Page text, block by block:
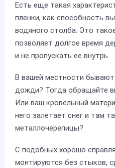
Есть еще такая
пленки, как способность
водяного столба. Это
позволяет долгое время
и не пропускать ее внутрь.
В вашей местности
дожди? Тогда обращайте
Или ваш кровельный
него залетает снег и там
металлочерепицы?
С подобных хорошо
монтируются без стыков,